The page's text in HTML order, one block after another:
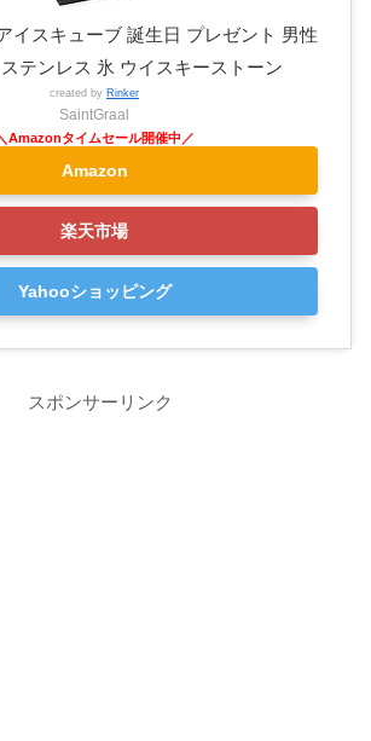
イスキューブ 誕生日 プレゼント 男性
テンレス 氷 ウイスキーストーン
created by Rinker
SaintGraal
Amazon
楽天市場
Yahooショッピング
スポンサーリンク